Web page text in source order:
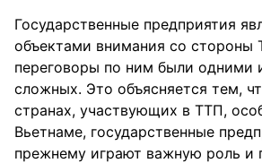
Государственные предприятия
объектами внимания со стороны
переговоры по ним были одними
сложных. Это объясняется тем,
странах, участвующих в ТТП,
Вьетнаме, государственные
прежнему играют важную роль и